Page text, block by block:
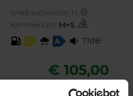
Snelheidsindex: H
Kenmerken:
,
C
A 71dB
€ 105,00